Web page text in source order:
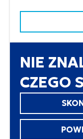
NIE
CZEGO